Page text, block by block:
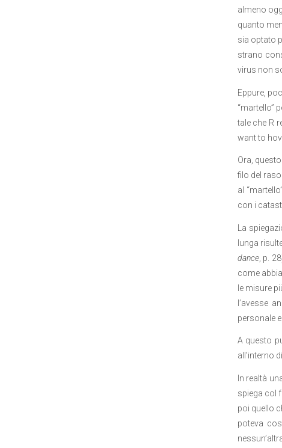
almeno
quanto
sia optato
strano
virus non
Eppure,
“martello”
tale che R
want to
Ora,
filo del
al
con i
La
lunga
dance, p.
come
le misure
l’avesse
personale
A questo
all’interno
In realtà
spiega col
poi quello
poteva